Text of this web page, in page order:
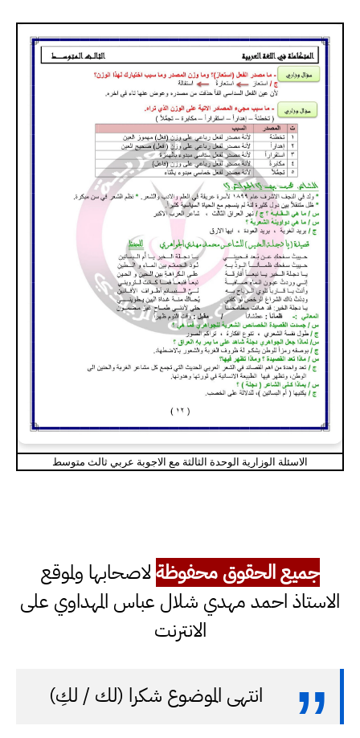
الاسئلة الوزارية الوحدة الثالثة مع الاجوبة عربي ثالث متوسط
جميع الحقوق محفوظةلاصحابها ولموقع
الاستاذ احمد مهدي شلال عباس المهداوي على
الانترنت
انتهى الموضوع شكرا (لك / لكِ)